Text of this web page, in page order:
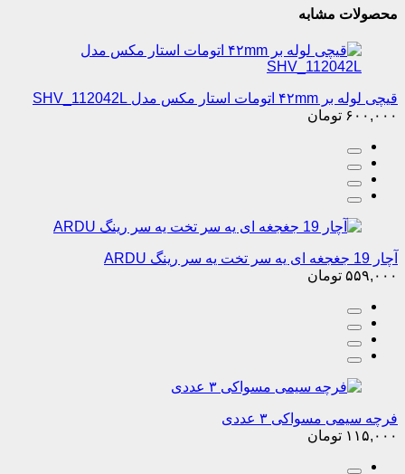
محصولات مشابه
قیچی لوله بر ۴۲mm اتومات استار مکس مدل SHV_112042L
۶۰۰,۰۰۰ تومان
آچار 19 جغجغه ای یه سر تخت یه سر رینگ ARDU
۵۵۹,۰۰۰ تومان
فرچه سیمی مسواکی ۳ عددی
۱۱۵,۰۰۰ تومان